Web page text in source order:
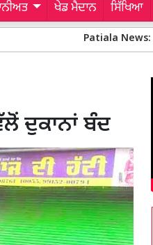
ਖੇਡ ਮੈਦਾਨ ਸਿੱਖਿਆ
Patiala News: ਰਾੜਾ
ਦੁਕਾਨਾਂ ਬੰਦ